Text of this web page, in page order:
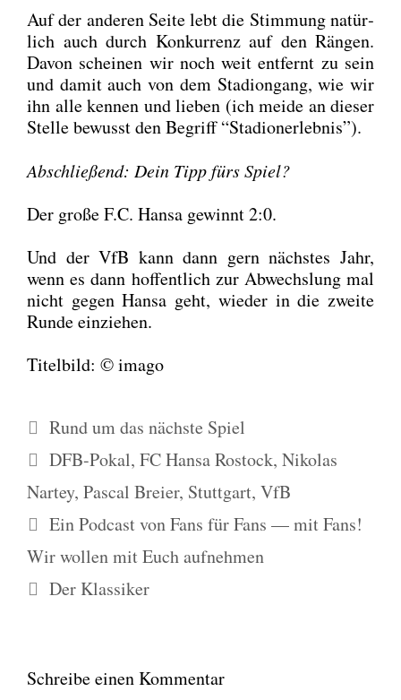
Auf der ande­ren Sei­te lebt die Stim­mung natür­
lich auch durch Kon­kur­renz auf den Rän­gen.
Davon schei­nen wir noch weit ent­fernt zu sein
und damit auch von dem Sta­di­ongang, wie wir
ihn alle ken­nen und lie­ben (ich mei­de an die­ser
Stel­le bewusst den Begriff “Sta­di­on­er­leb­nis”).
Abschlie­ßend: Dein Tipp fürs Spiel?
Der gro­ße F.C. Han­sa gewinnt 2:0.
Und der VfB kann dann gern nächs­tes Jahr,
wenn es dann hof­fent­lich zur Abwechs­lung mal
nicht gegen Han­sa geht, wie­der in die zwei­te
Run­de ein­zie­hen.
Titel­bild: © ima­go
Kategorien
Rund um das nächste Spiel
Schlagwörter
DFB-Pokal, FC Hansa Rostock, Nikolas
Nartey, Pascal Breier, Stuttgart, VfB
Ein Podcast von Fans für Fans — mit Fans!
Wir wollen mit Euch aufnehmen
Der Klassiker
Schreibe einen Kommentar